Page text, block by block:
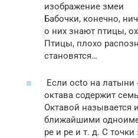
изображение змеи
Бабочки, конечно,
о них знают птицы,
Птицы, плохо
становятся…
Если octo на латыни
октава содержит
Октавой называется
ближайшими
ре и ре и т. д. С